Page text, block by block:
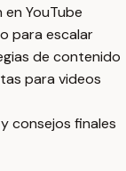
YouTube
para escalar
de contenido
para videos
consejos finales